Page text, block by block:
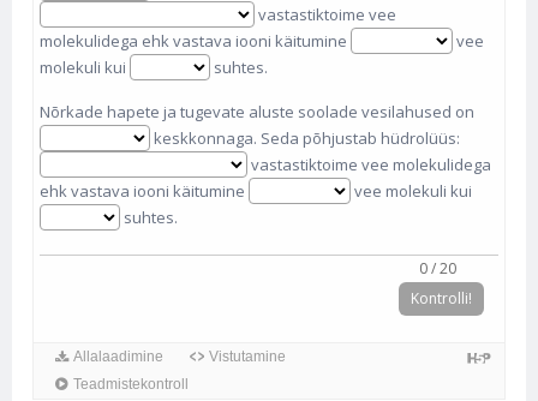
vastastiktoime vee
molekulidega ehk vastava iooni käitumine
vee
molekuli kui
suhtes.
Nõrkade hapete ja tugevate aluste soolade vesilahused on
keskkonnaga. Seda põhjustab hüdrolüüs:
vastastiktoime vee molekulidega
ehk vastava iooni käitumine
vee molekuli kui
suhtes.
0/20
Kontrolli!
Allalaadimine
Vistutamine
Teadmistekontroll